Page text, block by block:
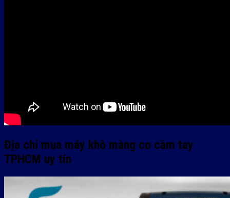
Địa chỉ mua máy khò màng co cầm tay
TPHCM uy tín